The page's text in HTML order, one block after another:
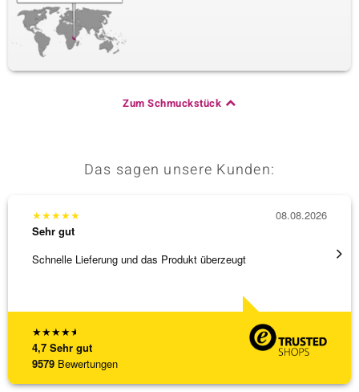
Zum Schmuckstück
Das sagen unsere Kunden:
★★★★★
4,7 Sehr gut
9579 Bewertungen
★★★★★
Sehr gut
Schnelle Lieferung und das Produkt überzeugt
08.08.2026